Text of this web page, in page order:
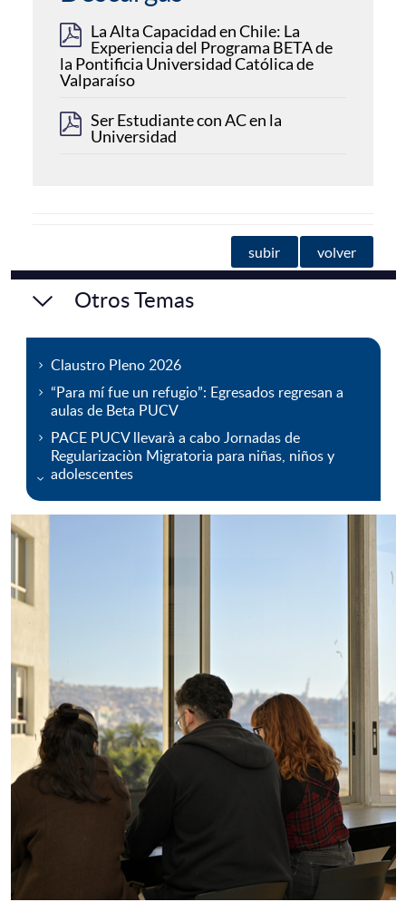
La Alta Capacidad en Chile: La
Experiencia del Programa BETA de
la Pontificia Universidad Católica de
Valparaíso
Ser Estudiante con AC en la
Universidad
subir volver
Otros Temas
Claustro Pleno 2026
“Para mí fue un refugio”: Egresados regresan a
aulas de Beta PUCV
PACE PUCV llevarà a cabo Jornadas de
Regularizaciòn Migratoria para niñas, niños y
adolescentes